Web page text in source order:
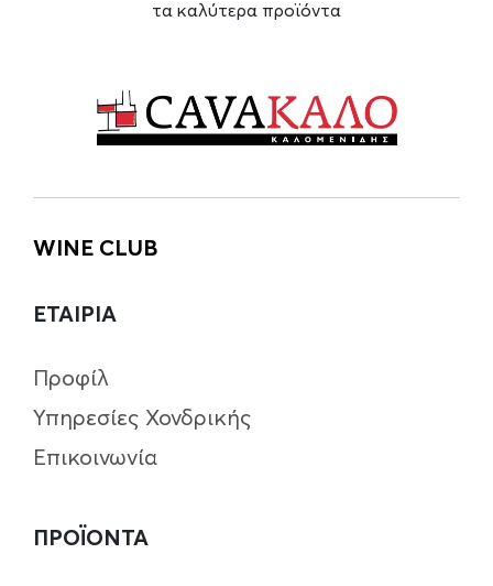
τα καλύτερα προϊόντα
WINE CLUB
ΕΤΑΙΡΙΑ
Προφίλ
Υπηρεσίες Χονδρικής
Επικοινωνία
ΠΡΟΪΟΝΤΑ